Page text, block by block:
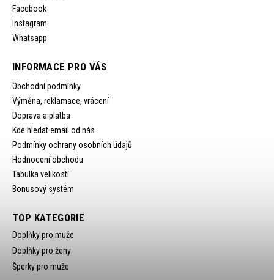
Facebook
Instagram
Whatsapp
INFORMACE PRO VÁS
Obchodní podmínky
Výměna, reklamace, vrácení
Doprava a platba
Kde hledat email od nás
Podmínky ochrany osobních údajů
Hodnocení obchodu
Tabulka velikostí
Bonusový systém
TOP KATEGORIE
Doplňky pro muže
Doplňky pro ženy
Šperky pro muže